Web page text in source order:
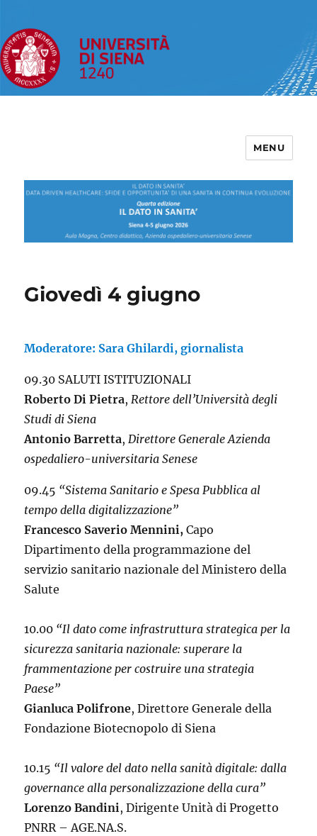
MENU
Giovedì 4 giugno
Moderatore: Sara Ghilardi, giornalista
09.30 SALUTI ISTITUZIONALI
Roberto Di Pietra,Rettore dell’Università degli
Studi di Siena
Antonio Barretta,Direttore Generale Azienda
ospedaliero-universitaria Senese
09.45 “Sistema Sanitario e Spesa Pubblica al
tempo della digitalizzazione”
Francesco Saverio Mennini, Capo
Dipartimento della programmazione del
servizio sanitario nazionale del Ministero della
Salute
10.00 “Il dato come infrastruttura strategica per la
sicurezza sanitaria nazionale: superare la
frammentazione per costruire una strategia
Paese”
Gianluca Polifrone, Direttore Generale della
Fondazione Biotecnopolo di Siena
10.15 “Il valore del dato nella sanità digitale: dalla
governance alla personalizzazione della cura”
Lorenzo Bandini, Dirigente Unità di Progetto
PNRR – AGE.NA.S.